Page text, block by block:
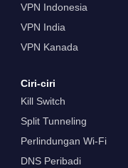
VPN Indonesia
VPN India
VPN Kanada
Ciri-ciri
Kill Switch
Split Tunneling
Perlindungan Wi-Fi
DNS Peribadi